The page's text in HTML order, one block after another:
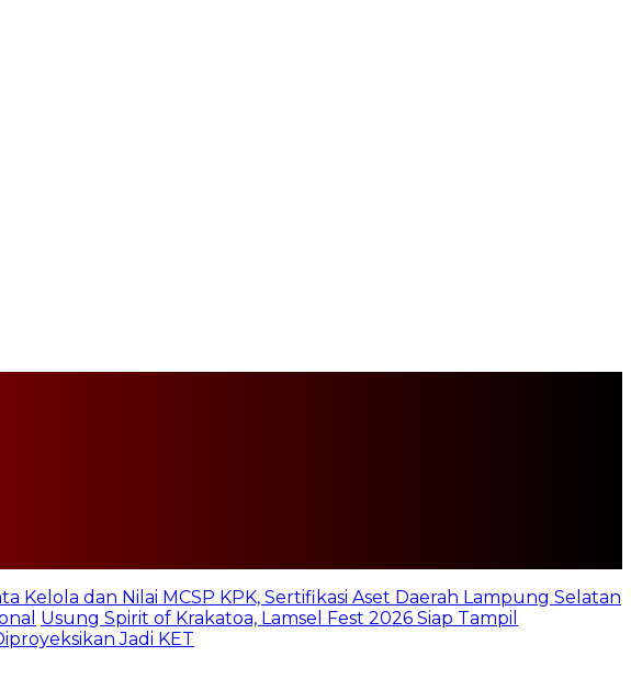
Kelola dan Nilai MCSP KPK, Sertifikasi Aset Daerah Lampung Selatan
Usung Spirit of Krakatoa, Lamsel Fest 2026 Siap Tampil
Jadi KET